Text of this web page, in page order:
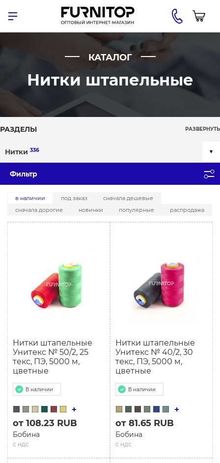
КАТАЛОГ
Нитки штапельные
РАЗДЕЛЫ РАЗВЕРНУТЬ
Нитки 336
Фильтр
в наличии под заказ
сначала дешевые
сначала дорогие
новинки популярные распродажа
Нитки штапельные
Унитекс № 50/2, 25
текс, ПЭ, 5000 м,
цветные
В наличии
с ндс
от 108.23 RUB
Бобина
Нитки штапельные
Унитекс № 40/2, 30
текс, ПЭ, 5000 м,
цветные
В наличии
с ндс
от 81.65 RUB
Бобина